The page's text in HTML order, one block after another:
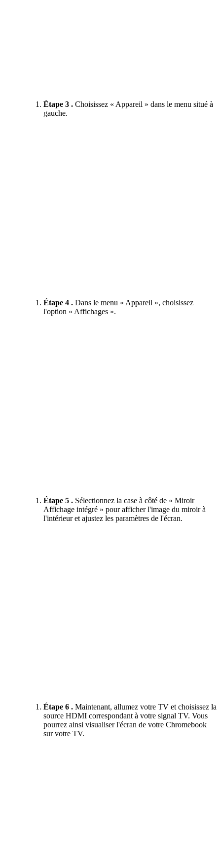
Étape 3 . Choisissez « Appareil » dans le menu situé à
gauche.
Étape 4 . Dans le menu « Appareil », choisissez
l'option « Affichages ».
Étape 5 . Sélectionnez la case à côté de « Miroir
Affichage intégré » pour afficher l'image du miroir à
l'intérieur et ajustez les paramètres de l'écran.
Étape 6 . Maintenant, allumez votre TV et choisissez la
source HDMI correspondant à votre signal TV. Vous
pourrez ainsi visualiser l'écran de votre Chromebook
sur votre TV.